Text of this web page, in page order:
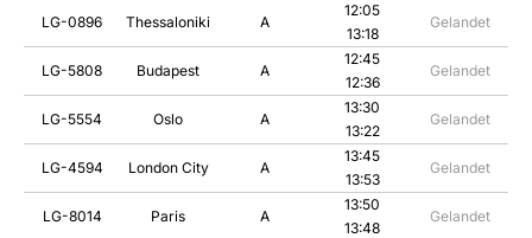
LG-0896 Thessaloniki A
12:05
13:18
Gelandet
LG-5808 Budapest A
12:45
12:36
Gelandet
LG-5554 Oslo A
13:30
13:22
Gelandet
LG-4594 London City A
13:45
13:53
Gelandet
LG-8014 Paris A
13:50
13:48
Gelandet